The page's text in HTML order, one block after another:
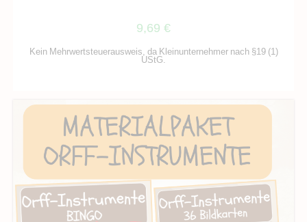
9,69 €
Kein Mehrwertsteuerausweis, da Kleinunternehmer nach §19 (1)
UStG.